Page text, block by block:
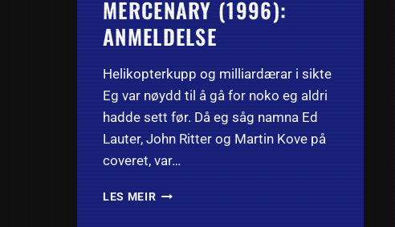
MERCENARY (1996):
ANMELDELSE
Helikopterkupp og milliardærar i sikte
Eg var nøydd til å gå for noko eg aldri
hadde sett før. Då eg såg namna Ed
Lauter, John Ritter og Martin Kove på
coveret, var…
LES MEIRMERCENARY (1996):